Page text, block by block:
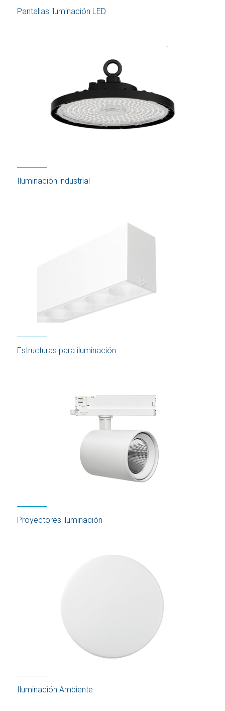
Pantallas iluminación LED
Iluminación industrial
Estructuras para iluminación
Proyectores iluminación
Iluminación Ambiente